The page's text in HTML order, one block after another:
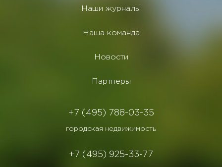
Наши журналы
Наша команда
Новости
Партнеры
+7 (495) 788-03-35
городская недвижимость
+7 (495) 925-33-77